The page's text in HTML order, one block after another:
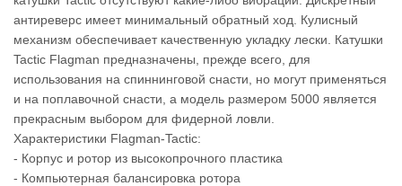
антиреверс имеет минимальный обратный ход. Кулисный
механизм обеспечивает качественную укладку лески. Катушки
Tactic Flagman предназначены, прежде всего, для
использования на спиннинговой снасти, но могут применяться
и на поплавочной снасти, а модель размером 5000 является
прекрасным выбором для фидерной ловли.
Характеристики Flagman-Tactic:
- Корпус и ротор из высокопрочного пластика
- Компьютерная балансировка ротора